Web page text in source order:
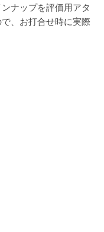
ナップを評価用アタ
、お打合せ時に実際